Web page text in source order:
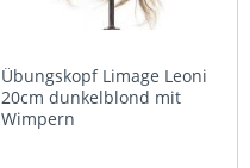
Übungskopf Limage Leoni
20cm dunkelblond mit
Wimpern